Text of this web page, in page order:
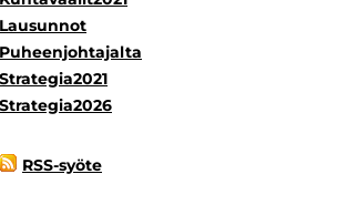
Lausunnot
Puheenjohtajalta
Strategia2021
Strategia2026
RSS-syöte